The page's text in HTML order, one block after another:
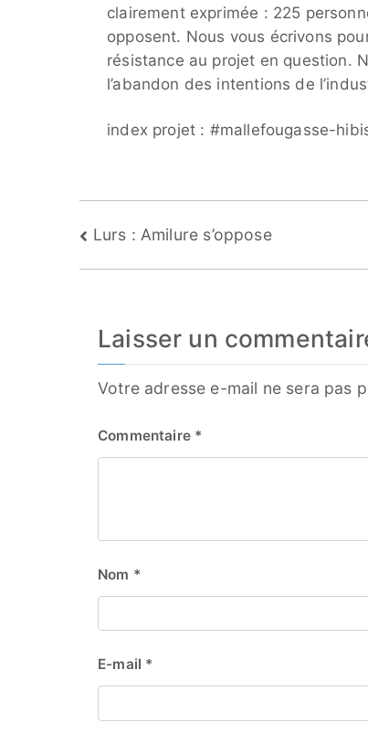
clairement exprimée : 225
opposent. Nous vous écrivons
résistance au projet en question.
l’abandon des intentions de
index projet : #mallefougasse-
Navigation
de
Lurs : Amilure s’oppose
Laisser un
Votre adresse e-mail ne sera pas
Commentaire *
Nom *
E-mail *